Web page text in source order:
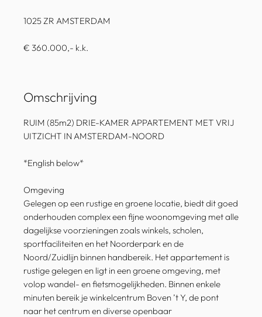
1025 ZR AMSTERDAM
€ 360.000,- k.k.
Omschrijving
RUIM (85m2) DRIE-KAMER APPARTEMENT MET VRIJ
UITZICHT IN AMSTERDAM-NOORD
*English below*
Omgeving
Gelegen op een rustige en groene locatie, biedt dit goed
onderhouden complex een fijne woonomgeving met alle
dagelijkse voorzieningen zoals winkels, scholen,
sportfaciliteiten en het Noorderpark en de
Noord/Zuidlijn binnen handbereik. Het appartement is
rustige gelegen en ligt in een groene omgeving, met
volop wandel- en fietsmogelijkheden. Binnen enkele
minuten bereik je winkelcentrum Boven ’t Y, de pont
naar het centrum en diverse openbaar